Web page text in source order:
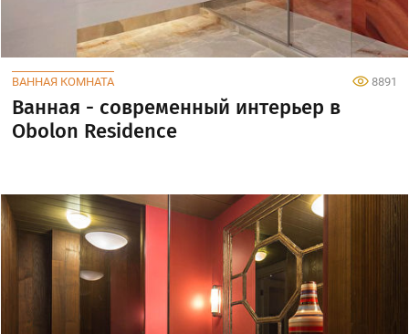
ВАННАЯ КОМНАТА 8891
Ванная - современный интерьер в
Obolon Residence